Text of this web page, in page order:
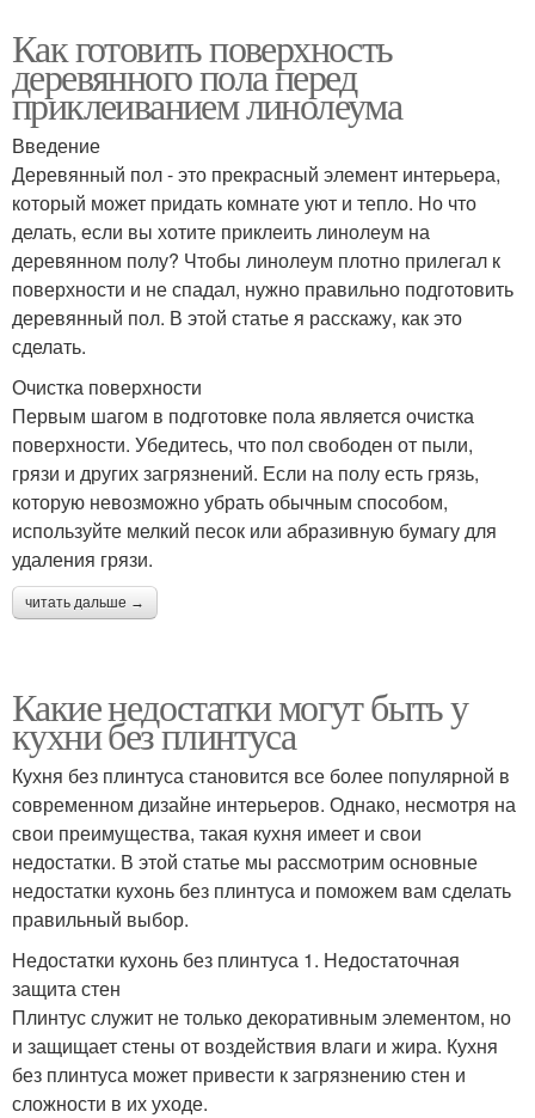
Как готовить поверхность
деревянного пола перед
приклеиванием линолеума
Введение
Деревянный пол - это прекрасный элемент интерьера,
который может придать комнате уют и тепло. Но что
делать, если вы хотите приклеить линолеум на
деревянном полу? Чтобы линолеум плотно прилегал к
поверхности и не спадал, нужно правильно подготовить
деревянный пол. В этой статье я расскажу, как это
сделать.
Очистка поверхности
Первым шагом в подготовке пола является очистка
поверхности. Убедитесь, что пол свободен от пыли,
грязи и других загрязнений. Если на полу есть грязь,
которую невозможно убрать обычным способом,
используйте мелкий песок или абразивную бумагу для
удаления грязи.
читать дальше →
Какие недостатки могут быть у
кухни без плинтуса
Кухня без плинтуса становится все более популярной в
современном дизайне интерьеров. Однако, несмотря на
свои преимущества, такая кухня имеет и свои
недостатки. В этой статье мы рассмотрим основные
недостатки кухонь без плинтуса и поможем вам сделать
правильный выбор.
Недостатки кухонь без плинтуса 1. Недостаточная
защита стен
Плинтус служит не только декоративным элементом, но
и защищает стены от воздействия влаги и жира. Кухня
без плинтуса может привести к загрязнению стен и
сложности в их уходе.